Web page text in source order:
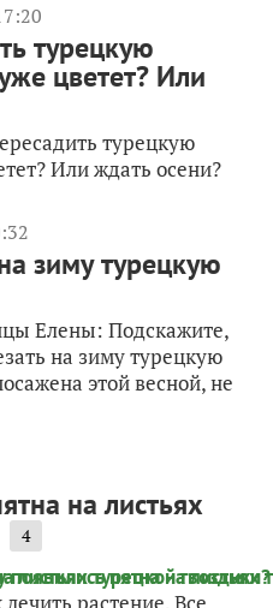
турецкую
цветет? Или
турецкую
Или ждать осени?
зиму турецкую
Елены: Подскажите,
на зиму турецкую
этой весной, не
на листьях
4
растение. Все